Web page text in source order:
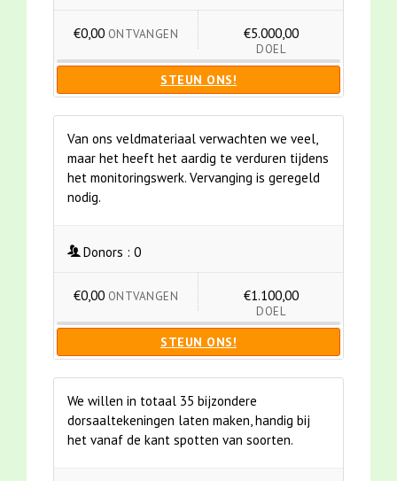
€0,00 ONTVANGEN €5.000,00
DOEL
STEUN ONS!
Van ons veldmateriaal verwachten we veel,
maar het heeft het aardig te verduren tijdens
het monitoringswerk. Vervanging is geregeld
nodig.
Donors : 0
€0,00 ONTVANGEN €1.100,00
DOEL
STEUN ONS!
We willen in totaal 35 bijzondere
dorsaaltekeningen laten maken, handig bij
het vanaf de kant spotten van soorten.